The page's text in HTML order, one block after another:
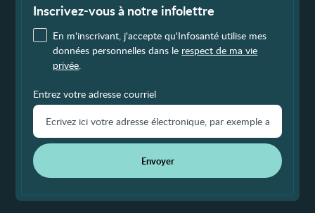
Inscrivez-vous à notre infolettre
En m'inscrivant, j'accepte qu'Infosanté utilise mes
données personnelles dans le respect de ma vie
privée
Entrez votre adresse courriel
Envoyer